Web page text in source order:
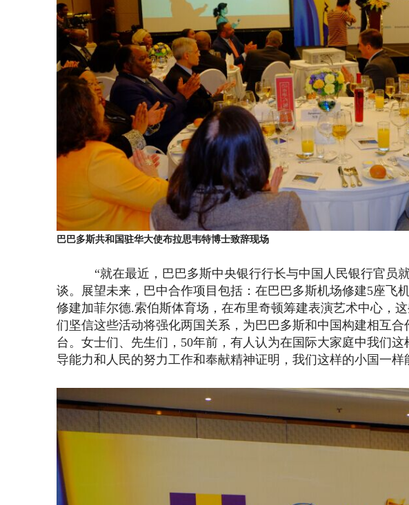
巴巴多斯共和国驻华大使布拉思韦特博士致辞现场
“就在最近，巴巴多斯中央银行行长与中国人民银行官员
谈。展望未来，巴中合作项目包括：在巴巴多斯机场修建5座飞
修建加菲尔德.索伯斯体育场，在布里奇顿筹建表演艺术中心，
们坚信这些活动将强化两国关系，为巴巴多斯和中国构建相互
台。女士们、先生们，50年前，有人认为在国际大家庭中我们
导能力和人民的努力工作和奉献精神证明，我们这样的小国一